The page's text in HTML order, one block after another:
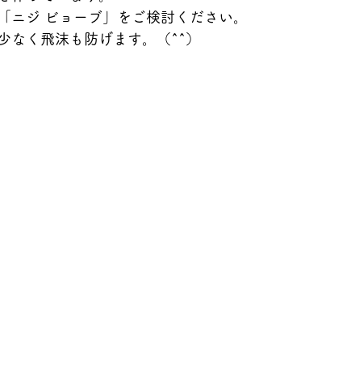
ニジ ビョーブ」をご検討ください。
なく飛沫も防げます。（^^）